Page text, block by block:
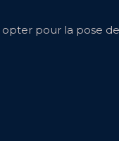
pour la pose